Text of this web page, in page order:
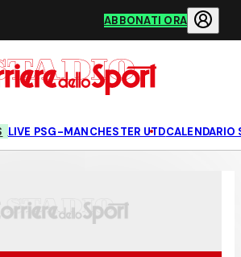
ABBONATI ORA
LIVE PSG-MANCHESTER UTDCALENDARIO